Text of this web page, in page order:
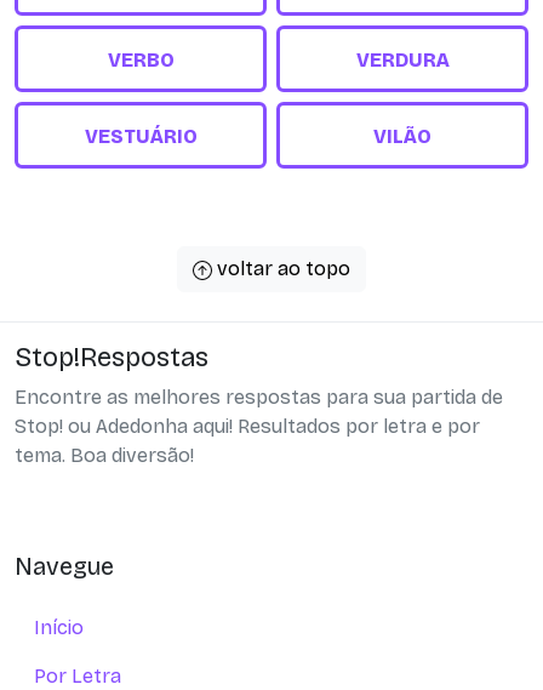
VERBO VERDURA
VESTUÁRIO VILÃO
voltar ao topo
Stop!Respostas
Encontre as melhores respostas para sua partida de
Stop! ou Adedonha aqui! Resultados por letra e por
tema. Boa diversão!
Navegue
Início
Por Letra